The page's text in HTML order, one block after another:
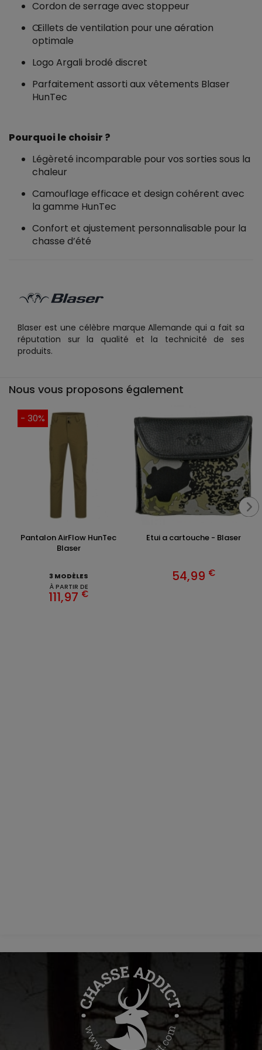
Cordon de serrage avec stoppeur
Œillets de ventilation pour une aération
optimale
Logo Argali brodé discret
Parfaitement assorti aux vêtements Blaser
HunTec
Pourquoi le choisir ?
Légèreté incomparable pour vos sorties sous la
chaleur
Camouflage efficace et design cohérent avec
la gamme HunTec
Confort et ajustement personnalisable pour la
chasse d’été
Blaser est une célèbre marque Allemande qui a fait sa
réputation sur la qualité et la technicité de ses
produits.
Nous vous proposons également
- 30%
Pantalon AirFlow HunTec
Blaser
3 MODÈLES
À PARTIR DE
111,97 €
Etui a cartouche - Blaser
54,99 €